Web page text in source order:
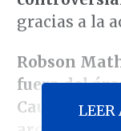
gracias a la
Robson
fuera del
Cauteruccio
LEER